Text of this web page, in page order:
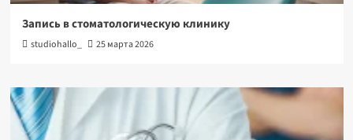
Запись в стоматологическую клинику
studiohallo_ 25 марта 2026